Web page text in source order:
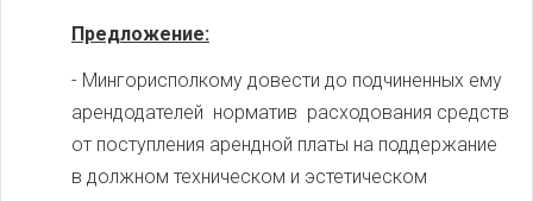
Предложение:
- Мингорисполкому довести до подчиненных ему
арендодателей норматив расходования средств
от поступления арендной платы на поддержание
в должном техническом и эстетическом